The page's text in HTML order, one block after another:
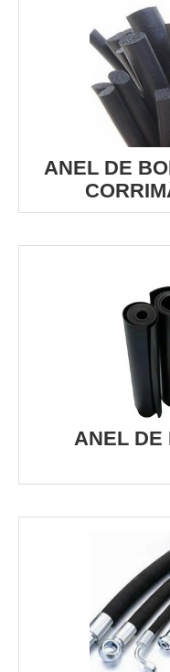
ANEL DE
ANEL DE